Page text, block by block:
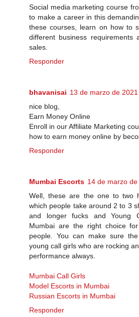
Social media marketing course
to make a career in this
these courses, learn on how to
different business
sales.
Responder
bhavanisai 13 de marzo de
nice blog,
Earn Money Online
Enroll in our Affiliate Marketing
how to earn money online by
Responder
Mumbai Escorts 14 de marzo
Well, these are the one to two
which people take around 2 to 3
and longer fucks and Young
Mumbai are the right choice
people. You can make sure
young call girls who are rocking
performance always.
Mumbai Call Girls
Model Escorts in Mumbai
Russian Escorts in Mumbai
Responder